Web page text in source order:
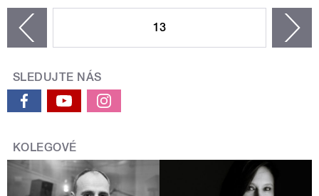
13
SLEDUJTE NÁS
KOLEGOVÉ